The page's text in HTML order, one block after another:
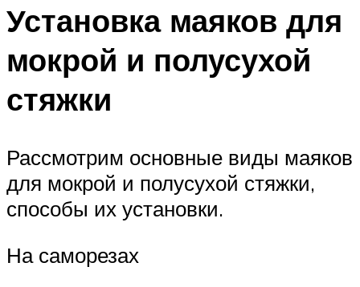
Установка маяков для
мокрой и полусухой
стяжки
Рассмотрим основные виды маяков
для мокрой и полусухой стяжки,
способы их установки.
На саморезах